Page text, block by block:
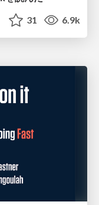
31 6.9k